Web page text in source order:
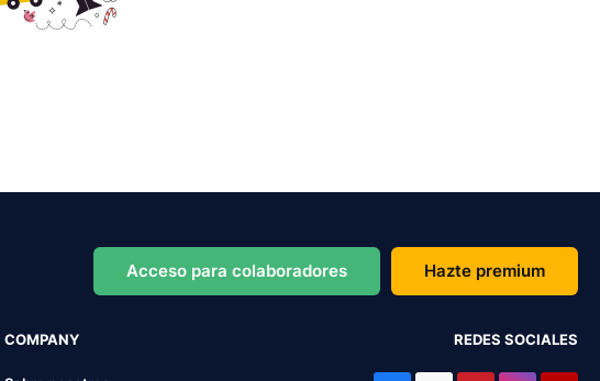
Acceso para colaboradores Hazte premium
COMPANY REDES SOCIALES